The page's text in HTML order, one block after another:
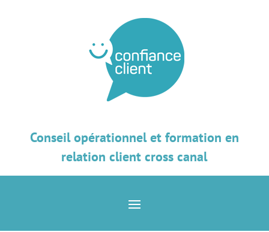
Conseil opérationnel et formation en
relation client cross canal